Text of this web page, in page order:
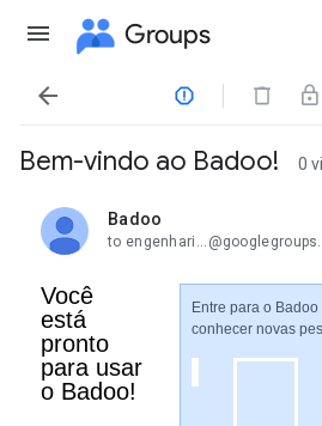
Groups
 
Bem-vindo ao Badoo! 0
Badoo
unread,
to
Você
está
pronto
para usar
o Badoo!
Entre para o
conhecer novas